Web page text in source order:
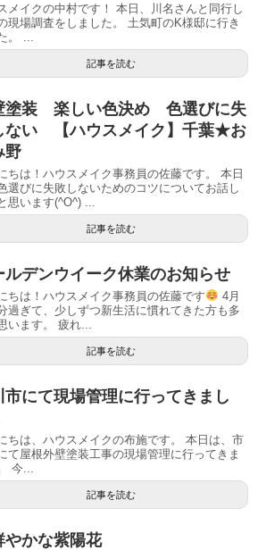
メイクの中村です！ 本日、川名さんと同行し
現場調査をしました。 土気町のK様邸に行き
。 ...
記事を読む
塗装 楽しい色決め 色選びに失
ない 【ハウスメイク】千葉★お
野
ちは！ハウスメイク事務員の佐藤です。 本日
選びに失敗しないためのコツについてお話し
思います(^O^) ...
記事を読む
ルデンウイーク休業のお知らせ
ちは！ハウスメイク事務員の佐藤です
4月
過ぎて、少しずつ新生活に慣れてきた方も多
います。 疲れ...
記事を読む
市にて現場管理に行ってきまし
ちは、ハウスメイクの布施です。 本日は、市
て屋根外壁塗装工事の現場管理に行ってきま
今...
記事を読む
やかな紫陽花